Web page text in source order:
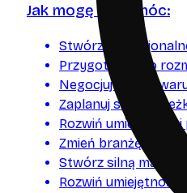
Jak mogę Ci pomóc:
Stwórz
Przygotuj się do
Negocjuj lepsze
Zaplanuj swoją
Rozwiń
Zmień branżę i
Stwórz silną markę
Rozwiń